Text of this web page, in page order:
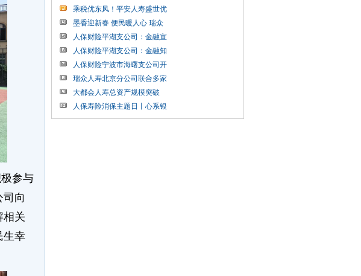
参与
向
相关
生幸
乘税优东风！平安人寿盛世优
墨香迎新春 便民暖人心 瑞众
人保财险平湖支公司：金融宣
人保财险平湖支公司：金融知
人保财险宁波市海曙支公司开
瑞众人寿北京分公司联合多家
大都会人寿总资产规模突破
人保寿险消保主题日丨心系银